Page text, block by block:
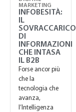
MARKETING
INFOBESITÀ:
IL
SOVRACCARICO
DI
INFORMAZIONI
CHE INTASA
IL B2B
Forse ancor più
che la
tecnologia che
avanza,
l’Intelligenza